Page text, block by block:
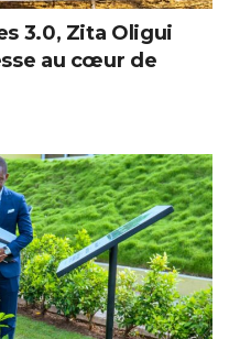
3.0, Zita Oligui
au cœur de